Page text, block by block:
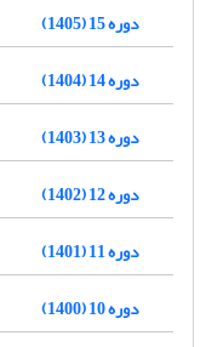
دوره 15 (1405)
دوره 14 (1404)
دوره 13 (1403)
دوره 12 (1402)
دوره 11 (1401)
دوره 10 (1400)